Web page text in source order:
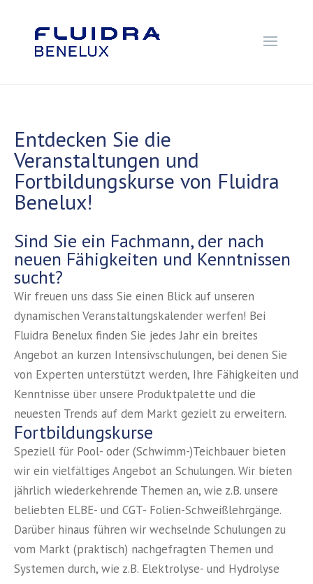
Entdecken Sie die
Veranstaltungen und
Fortbildungskurse von Fluidra
Benelux!
Sind Sie ein Fachmann, der nach
neuen Fähigkeiten und Kenntnissen
sucht?
Wir freuen uns dass Sie einen Blick auf unseren
dynamischen Veranstaltungskalender werfen! Bei
Fluidra Benelux finden Sie jedes Jahr ein breites
Angebot an kurzen Intensivschulungen, bei denen Sie
von Experten unterstützt werden, Ihre Fähigkeiten und
Kenntnisse über unsere Produktpalette und die
neuesten Trends auf dem Markt gezielt zu erweitern.
Fortbildungskurse
Speziell für Pool- oder (Schwimm-)Teichbauer bieten
wir ein vielfältiges Angebot an Schulungen. Wir bieten
jährlich wiederkehrende Themen an, wie z.B. unsere
beliebten ELBE- und CGT- Folien-Schweißlehrgänge.
Darüber hinaus führen wir wechselnde Schulungen zu
vom Markt (praktisch) nachgefragten Themen und
Systemen durch, wie z.B. Elektrolyse- und Hydrolyse